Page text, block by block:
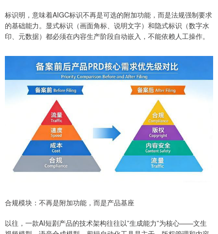
标识明，意味着AIGC标识不再是可选的附加功能，而是法规强制要求
的基础能力。显式标识（画面角标、说明文字）和隐式标识（数字水
印、元数据）都必须在内容生产阶段自动嵌入，不能依赖人工操作。
合规模块：不再是附加功能，而是产品基座
以往，一款AI短剧产品的技术架构往往以”生成能力”为核心——文生